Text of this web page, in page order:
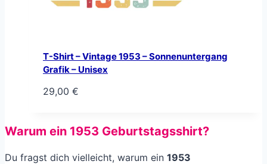
T-Shirt – Vintage 1953 – Sonnenuntergang
Grafik – Unisex
29,00 €
Warum ein 1953 Geburtstagsshirt?
Du fragst dich vielleicht, warum ein 1953